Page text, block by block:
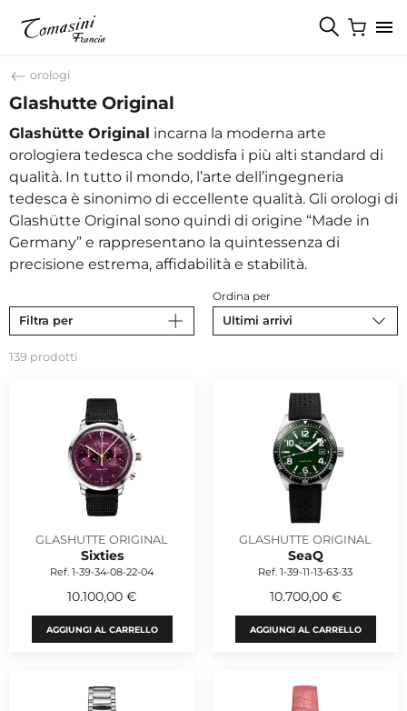
orologi
Glashutte Original
Glashütte Original incarna la moderna arte
orologiera tedesca che soddisfa i più alti standard di
qualità. In tutto il mondo, l’arte dell’ingegneria
tedesca è sinonimo di eccellente qualità. Gli orologi di
Glashütte Original sono quindi di origine “Made in
Germany” e rappresentano la quintessenza di
precisione estrema, affidabilità e stabilità.
Filtra per
Ordina per
Ultimi arrivi
139 prodotti
GLASHUTTE ORIGINAL
Sixties
Ref. 1-39-34-08-22-04
10.100,00 €
AGGIUNGI AL CARRELLO
GLASHUTTE ORIGINAL
SeaQ
Ref. 1-39-11-13-63-33
10.700,00 €
AGGIUNGI AL CARRELLO